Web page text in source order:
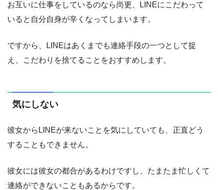
お互いに仕事をしているのなら尚更、LINEにこだわって
いると自分自身が辛くなってしまいます。
ですから、LINEはあくまでも連絡手段の一つとして捉
え、こだわりを捨てることをおすすめします。
気にしない
彼女からLINEが来ないことを気にしていても、正直どう
することもできません。
彼女には彼女の都合があるわけですし、たまたま忙しくて
連絡ができないこともあるからです。